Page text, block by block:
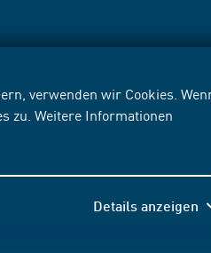
verwenden wir Cookies.
zu. Weitere Informationen
Details anzeigen